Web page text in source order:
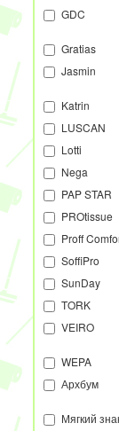
GDC
Gratias
Jasmin
Katrin
LUSCAN
Lotti
Nega
PAP STAR
PROtissue
Proff
SoffiPro
SunDay
TORK
VEIRO
WEPA
Архбум
Мягкий